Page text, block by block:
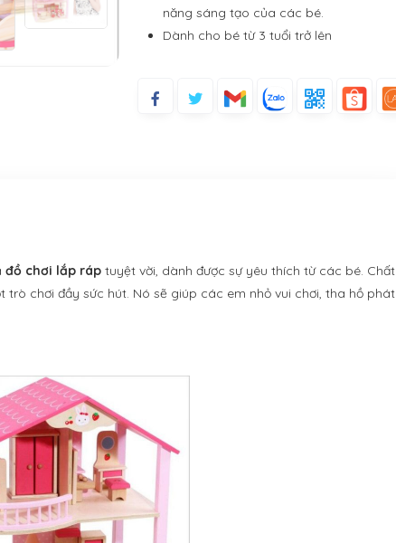
năng sáng tạo của các bé.
Dành cho bé từ 3 tuổi trở lên
đồ chơi lắp ráp tuyệt vời, dành được sự yêu thích từ các bé. Chất
chơi đầy sức hút. Nó sẽ giúp các em nhỏ vui chơi, tha hồ phát